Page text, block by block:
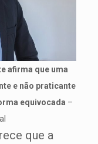
afirma que uma
e não praticante
equivocada –
que a